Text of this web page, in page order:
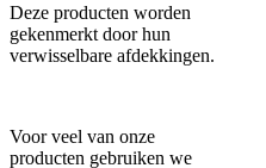
Deze producten worden
gekenmerkt door hun
verwisselbare afdekkingen.
Voor veel van onze
producten gebruiken we